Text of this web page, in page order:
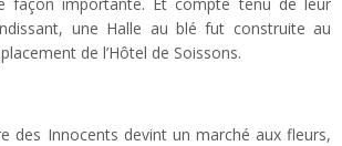
une Halle au blé fut construite au
de l’Hôtel de Soissons.
des Innocents devint un marché aux fleurs,